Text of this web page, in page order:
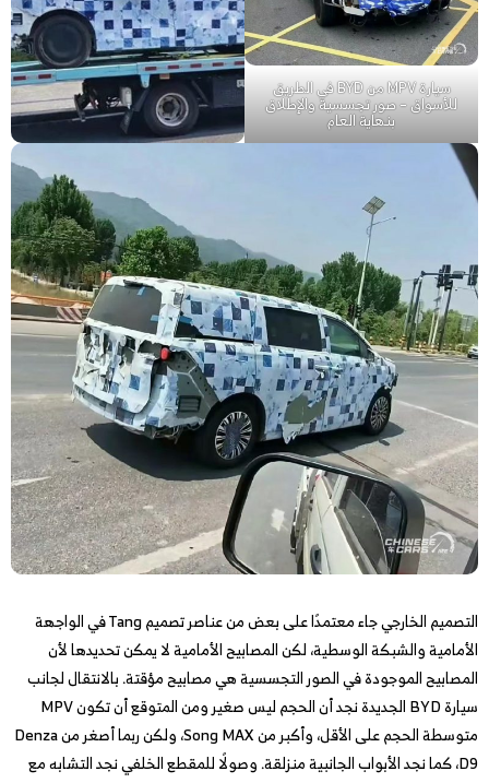
سيارة MPV من BYD في الطريق
للأسواق – صور تجسسية والإطلاق
بنهاية العام
التصميم الخارجي جاء معتمدًا على بعض من عناصر تصميم Tang في الواجهة
الأمامية والشبكة الوسطية، لكن المصابيح الأمامية لا يمكن تحديدها لأن
المصابيح الموجودة في الصور التجسسية هي مصابيح مؤقتة. بالانتقال لجانب
سيارة BYD الجديدة نجد أن الحجم ليس صغير ومن المتوقع أن تكون MPV
متوسطة الحجم على الأقل، وأكبر من Song MAX، ولكن ربما أصغر من Denza
D9، كما نجد الأبواب الجانبية منزلقة. وصولًا للمقطع الخلفي نجد التشابه مع